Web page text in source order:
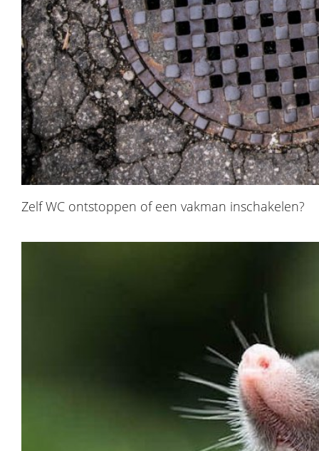
Zelf WC ontstoppen of een vakman inschakelen?